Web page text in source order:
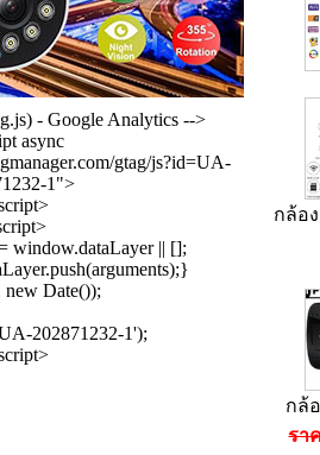
- Google Analytics -->
async
gtag/js?id=UA-
1">
window.dataLayer || [];
new Date());
202871232-1');
กล้อ
กล้
รา